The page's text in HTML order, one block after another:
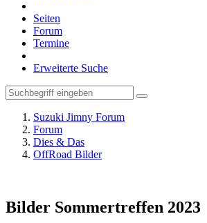
Seiten
Forum
Termine
Erweiterte Suche
Suzuki Jimny Forum
Forum
Dies & Das
OffRoad Bilder
Bilder Sommertreffen 2023